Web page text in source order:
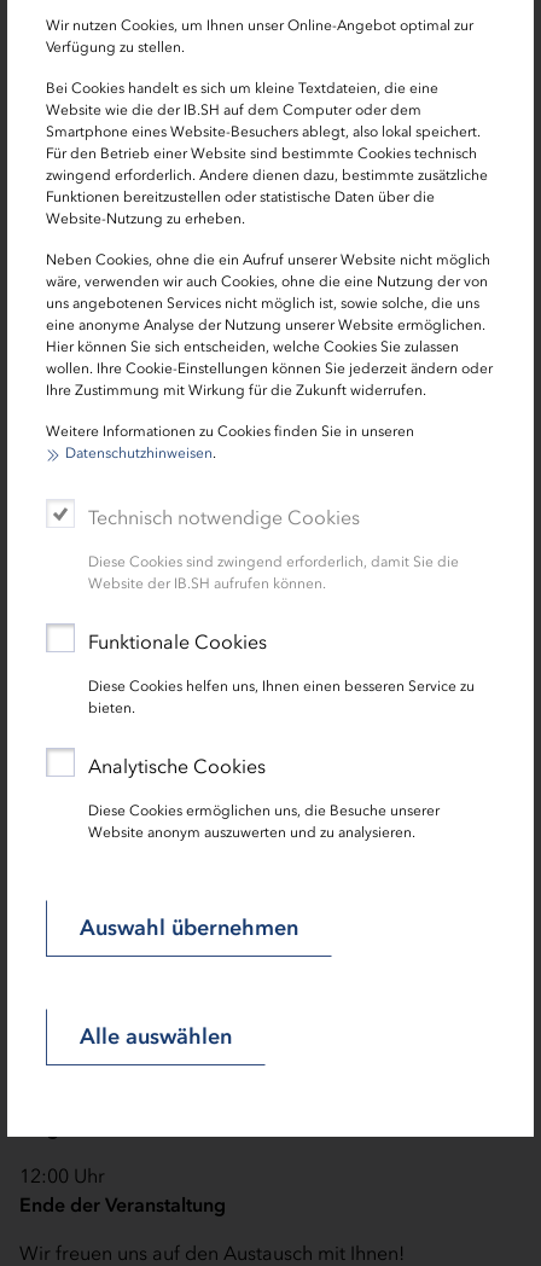
Wir nutzen Cookies, um Ihnen unser Online-Angebot optimal zur
Verfügung zu stellen.
Bei Cookies handelt es sich um kleine Textdateien, die eine
Website wie die der IB.SH auf dem Computer oder dem
Smartphone eines Website-Besuchers ablegt, also lokal speichert.
Für den Betrieb einer Website sind bestimmte Cookies technisch
zwingend erforderlich. Andere dienen dazu, bestimmte zusätzliche
Funktionen bereitzustellen oder statistische Daten über die
Website-Nutzung zu erheben.
Neben Cookies, ohne die ein Aufruf unserer Website nicht möglich
wäre, verwenden wir auch Cookies, ohne die eine Nutzung der von
uns angebotenen Services nicht möglich ist, sowie solche, die uns
eine anonyme Analyse der Nutzung unserer Website ermöglichen.
Hier können Sie sich entscheiden, welche Cookies Sie zulassen
wollen. Ihre Cookie-Einstellungen können Sie jederzeit ändern oder
Ihre Zustimmung mit Wirkung für die Zukunft widerrufen.
Weitere Informationen zu Cookies finden Sie in unseren
Datenschutzhinweisen.
Technisch notwendige Cookies
Diese Cookies sind zwingend erforderlich, damit Sie die
Website der IB.SH aufrufen können.
Funktionale Cookies
Diese Cookies helfen uns, Ihnen einen besseren Service zu
bieten.
Analytische Cookies
Diese Cookies ermöglichen uns, die Besuche unserer
Website anonym auszuwerten und zu analysieren.
Auswahl übernehmen
Alle auswählen
10:00 Uhr
Begrüßung
10:05 Uhr
Impuls 1: Digitalisierung als zentraler Hebel für mehr
Energieeffizienz im Gebäudesektor
Cora Hinze,dena-Kompetenzzentrum für
10:15 Uhr
Praxisbeispiel 1: Energieverbräuche sichtbar machen:
Schneller Einstieg in die Fernauslesung
Torsten Lohse,Stadtwerke Lübeck Digital GmbH
10:30 Uhr
Impuls 2: Serielles Sanieren als Tempomacher für die
Cristiana Pereira, dena-Kompetenzzentrum Serielles
10:40 Uhr
Schönböckener Straße in Lübeck
10:55 Uhr
Impuls 3: Energiespar-Contracting als attraktives
Finanzierungsinstrument für Kommunen
Peggy Gneist, dena-Kompetenzzentrum Contracting
Landeshauptstadt Kiel
Carina Knebel, Landeshauptstadt Kiel
Reinhard Schnell, IB.SH Energieagentur
12:00 Uhr
Ende der Veranstaltung
Wir freuen uns auf den Austausch mit Ihnen!